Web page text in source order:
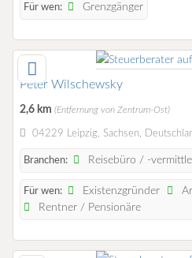
Für wen: Grenzgänger
Peter Wilschewsky
2,6 km (Entfernung von Zentrum-Ost)
04229 Leipzig, Sachsen,
Branchen: Reisebüro / -
Für wen: Existenzgründer
Rentner / Pensionäre